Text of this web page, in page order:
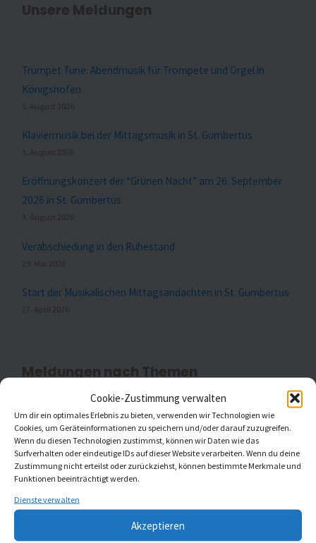
Cookie-Zustimmung verwalten
Um dir ein optimales Erlebnis zu bieten, verwenden wir Technologien wie
Cookies, um Geräteinformationen zu speichern und/oder darauf zuzugreifen.
Wenn du diesen Technologien zustimmst, können wir Daten wie das
Surfverhalten oder eindeutige IDs auf dieser Website verarbeiten. Wenn du deine
Zustimmung nicht erteilst oder zurückziehst, können bestimmte Merkmale und
Funktionen beeinträchtigt werden.
Dienste verwalten
Akzeptieren
Unsere Meldungen
Trumpet Tune: Abendmusik für Trompete und Orgel in
Königshofen
5. August 2026
Klaviermusik bei der Mittagsmusik in St. Gumbertus
3. August 2026
Eröffnungskonzert der “Grünen Nacht” am 26. September
2026 in St. Gumbertus
3. August 2026
Verabschiedung in den Ruhestand
29. Mai 2026
Start der Musikalischen Mittagsandachten in St. Gumbertus
27. April 2026
Meldungen nach Themen
Aktuell(20)
Gottesdienste(1)
Kinder- und Jugendchöre(5)